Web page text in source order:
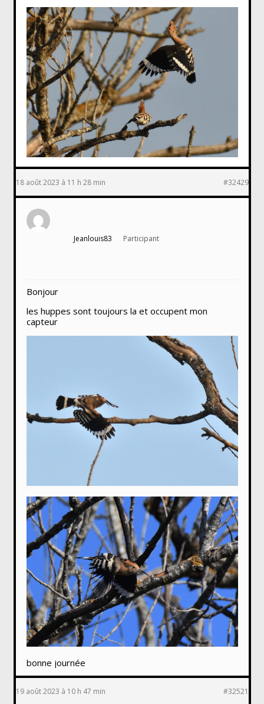
18 août 2023 à 11 h 28 min #32429
Jeanlouis83 Participant
Bonjour
les huppes sont toujours la et occupent mon
capteur
bonne journée
19 août 2023 à 10 h 47 min #32521